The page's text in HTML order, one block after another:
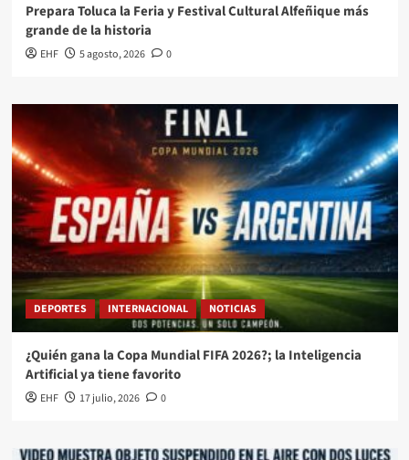
Prepara Toluca la Feria y Festival Cultural Alfeñique más
grande de la historia
EHF 5 agosto, 2026 0
DEPORTES INTERNACIONAL NOTICIAS
¿Quién gana la Copa Mundial FIFA 2026?; la Inteligencia
Artificial ya tiene favorito
EHF 17 julio, 2026 0